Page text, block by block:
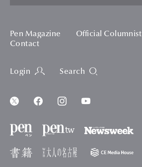
Pen Magazine Official Columnist
Contact
Login Search